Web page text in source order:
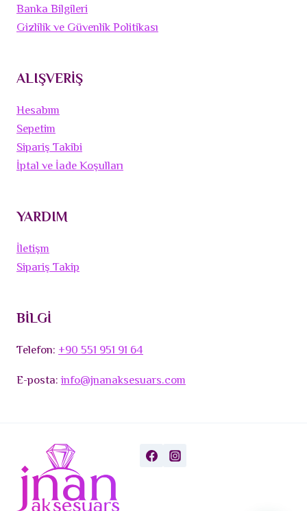
Banka Bilgileri
Gizlilik ve Güvenlik Politikası
ALIŞVERİŞ
Hesabım
Sepetim
Sipariş Takibi
İptal ve İade Koşulları
YARDIM
İletişm
Sipariş Takip
BİLGİ
Telefon:+90 551 951 91 64
E-posta:info@jnanaksesuars.com